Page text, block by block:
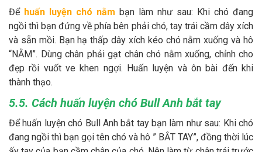
Để huấn luyện chó nằm bạn làm như sau: Khi chó đang
ngồi thì bạn đứng về phía bên phải chó, tay trái cầm dây xích
và sẵn mồi. Bạn hạ thấp dây xích kéo chó nằm xuống và hô
“NẰM”. Dùng chân phải gạt chân chó nằm xuống, chỉnh cho
đẹp rồi vuốt ve khen ngợi. Huấn luyện và ôn bài đến khi
thành thạo.
5.5. Cách huấn luyện chó Bull Anh bắt tay
Để huấn luyện chó Bull Anh bắt tay bạn làm như sau: Khi chó
đang ngồi thì bạn gọi tên chó và hô ” BẮT TAY”, đồng thời lúc